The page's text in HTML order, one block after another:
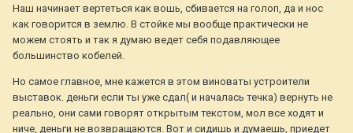
Наш начинает вертеться как вошь, сбивается на голоп, да и нос
как говорится в землю. В стойке мы вообще практически не
можем стоять и так я думаю ведет себя подавляющее
большинство кобелей.
Но самое главное, мне кажется в этом виноваты устроители
выставок. деньги если ты уже сдал( и началась течка) вернуть не
реально, они сами говорят открытым текстом, мол все ходят и
ниче, деньги не возвращаются. Вот и сидишь и думаешь, приедет